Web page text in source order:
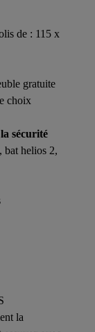
de : 115 x
gratuite
choix
sécurité
bat helios 2,
la